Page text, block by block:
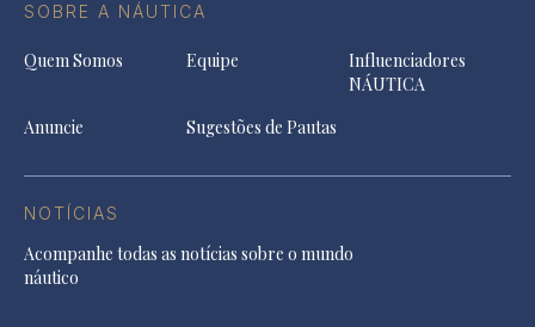
SOBRE A NÁUTICA
Quem Somos Equipe
Influenciadores
NÁUTICA
Anuncie
Sugestões de Pautas
NOTÍCIAS
Acompanhe todas as notícias sobre o mundo
náutico